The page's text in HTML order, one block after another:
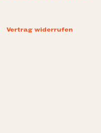
Vertrag widerrufen